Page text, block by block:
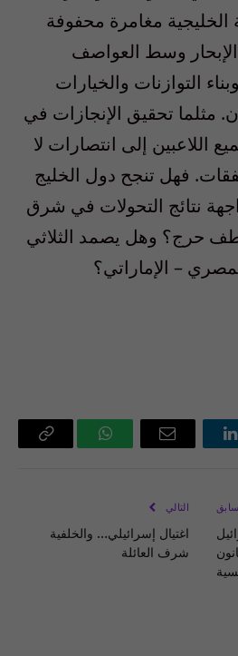
الخليجية مغامرة محفوفة
الإبحار وسط العواصف
التوازنات والخيارات
مثلما تحقيق الإنجازات في
اللاعبين إلى انتصارات لا
فهل تنجح دول الخليج
نتائج التحولات في شرق
حرج؟ وهل يصمد الثلاثي
– الإماراتي؟
لينكدإن
البريد
واتساب Copy
التالي
اغتيال إسرائيلي… والخلفية
شرف العائلة